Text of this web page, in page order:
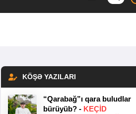
KÖŞƏ YAZILARI
“Qarabağ”ı qara buludlar
bürüyüb? - KEÇID